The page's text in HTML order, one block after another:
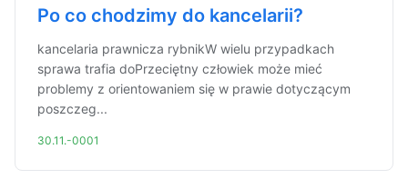
Po co chodzimy do kancelarii?
kancelaria prawnicza rybnikW wielu przypadkach
sprawa trafia doPrzeciętny człowiek może mieć
problemy z orientowaniem się w prawie dotyczącym
poszczeg...
30.11.-0001